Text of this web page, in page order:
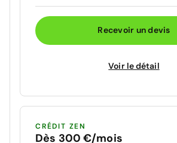
Recevoir un devis
Voir le détail
CRÉDIT ZEN
Dès 300 €/mois